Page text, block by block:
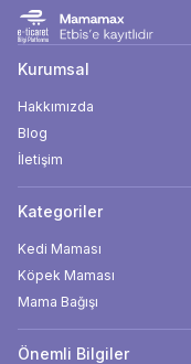
Kurumsal
Hakkımızda
Blog
İletişim
Kategoriler
Kedi Maması
Köpek Maması
Mama Bağışı
Önemli Bilgiler